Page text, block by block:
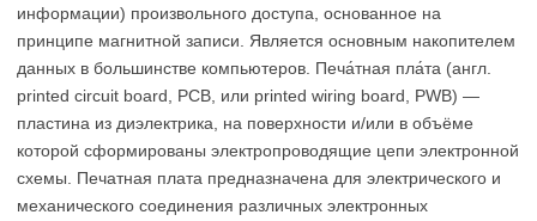
информации) произвольного доступа, основанное на
принципе магнитной записи. Является основным накопителем
данных в большинстве компьютеров. Печа́тная пла́та (англ.
printed circuit board, PCB, или printed wiring board, PWB) —
пластина из диэлектрика, на поверхности и/или в объёме
которой сформированы электропроводящие цепи электронной
схемы. Печатная плата предназначена для электрического и
механического соединения различных электронных